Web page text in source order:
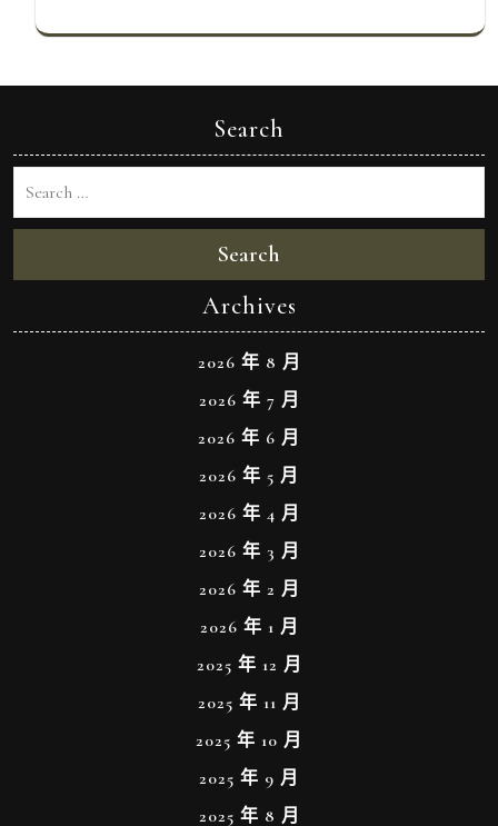
Search
Search
Archives
2026 年 8 月
2026 年 7 月
2026 年 6 月
2026 年 5 月
2026 年 4 月
2026 年 3 月
2026 年 2 月
2026 年 1 月
2025 年 12 月
2025 年 11 月
2025 年 10 月
2025 年 9 月
2025 年 8 月